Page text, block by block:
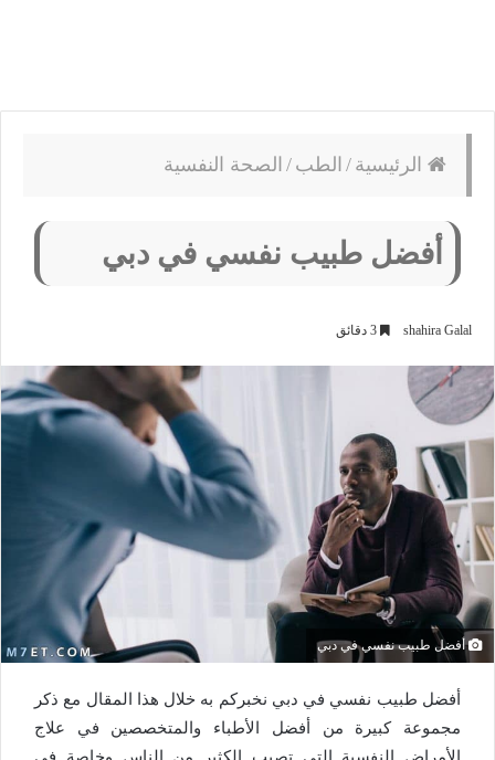
الرئيسية / الطب / الصحة النفسية
أفضل طبيب نفسي في دبي
shahira Galal
أفضل طبيب نفسي في دبي
أفضل طبيب نفسي في دبي نخبركم به خلال هذا المقال مع ذكر
مجموعة كبيرة من أفضل الأطباء والمتخصصين في علاج
الأمراض النفسية التي تصيب الكثير من الناس وخاصة في